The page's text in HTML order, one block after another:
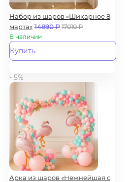
Набор из шаров «Шикарное 8
марта» 14890₽ 17010₽
В наличии
Купить
- 5%
Арка из шаров «Нежнейшая с